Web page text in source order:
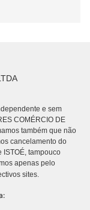
e sem
COMÉRCIO DE
também que não
cancelamento do
ISTOÉ, tampouco
apenas pelo
sites.